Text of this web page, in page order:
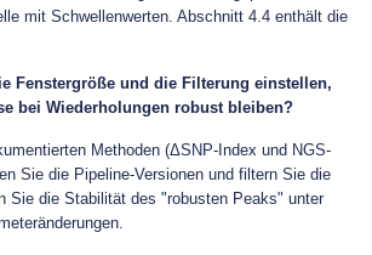
mit Schwellenwerten. Abschnitt 4.4 enthält die
Fenstergröße und die Filterung einstellen,
bei Wiederholungen robust bleiben?
Methoden (ΔSNP-Index und NGS-
Sie die Pipeline-Versionen und filtern Sie die
Sie die Stabilität des "robusten Peaks" unter